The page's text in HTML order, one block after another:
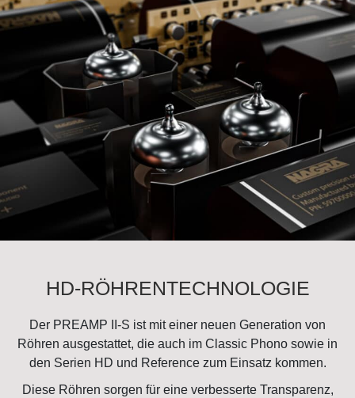
HD-RÖHRENTECHNOLOGIE
Der PREAMP II-S ist mit einer neuen Generation von
Röhren ausgestattet, die auch im Classic Phono sowie in
den Serien HD und Reference zum Einsatz kommen.
Diese Röhren sorgen für eine verbesserte Transparenz,